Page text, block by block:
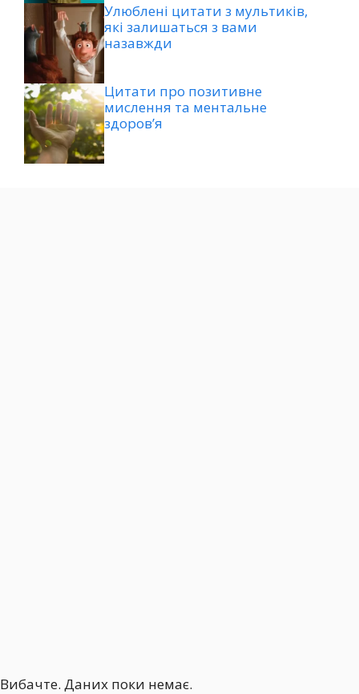
Улюблені цитати з мультиків,
які залишаться з вами
назавжди
Цитати про позитивне
мислення та ментальне
здоров’я
Вибачте. Даних поки немає.